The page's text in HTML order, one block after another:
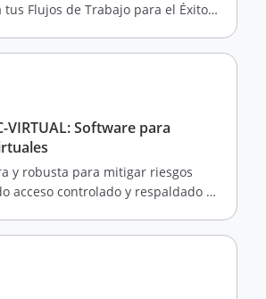
tus Flujos de Trabajo para el Éxito
VIRTUAL: Software para
y robusta para mitigar riesgos
acceso controlado y respaldado a